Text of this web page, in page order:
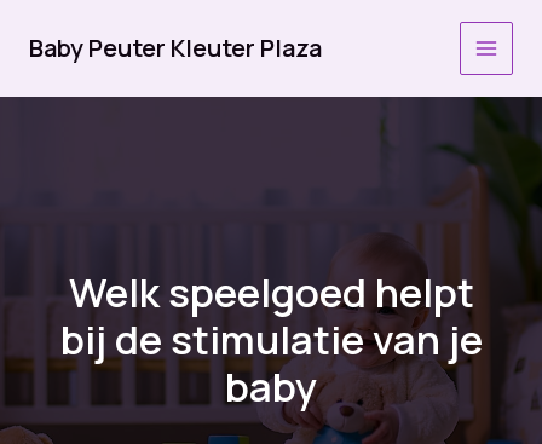
naar
inhoud
Baby Peuter Kleuter Plaza
Welk speelgoed helpt
bij de stimulatie van je
baby